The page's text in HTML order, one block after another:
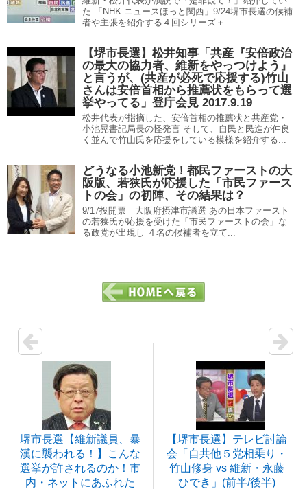
た 「NHK ニュースほっと関西」9/24堺市長選の候補
者や主張を紹介する４回シリーズ＋...
【堺市長選】松井知事「共産『安倍政治
の最大の協力者、維新をやっつけよう』
と言うが、(共産が必死で応援する)竹山
さんは安倍首相から推薦状をもらって選
挙やってる」登庁会見 2017.9.19
松井代表が指摘した、安倍首相の推薦状と共産党・
小池晃書記局長の怪発言 そして、自民と民進が仲良
く並んで竹山氏を応援をしている模様を紹介する...
どうなる小池新党！都民ファーストの大
阪版、若狭氏が応援した「市民ファース
トの会」の初陣、その結果は？
9/17投開票 大阪府摂津市議選 あの日本ファースト
の若狭氏が応援を受けた「市民ファーストの会」な
る政党が出現し ４名の候補者を立て...
堺市長選【維新議員、暴
漢に襲われる！】こんな
選挙が許されるのか！市
内・ネットにあふれた
【堺市長選】テレビ討論
会「自共他５党相乗り・
竹山修身 vs 維新・永藤
ひでき」(前半/後半)